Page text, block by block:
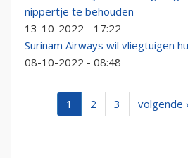
nippertje te behouden
13-10-2022 - 17:22
Surinam Airways wil vliegtuigen
08-10-2022 - 08:48
1 2 3 volgende ›